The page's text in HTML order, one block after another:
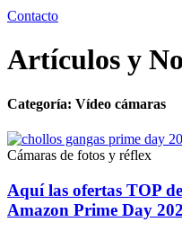
Contacto
Artículos y
Categoría: Vídeo cámaras
Cámaras de fotos y réflex
Aquí las ofertas TOP
Amazon Prime Day